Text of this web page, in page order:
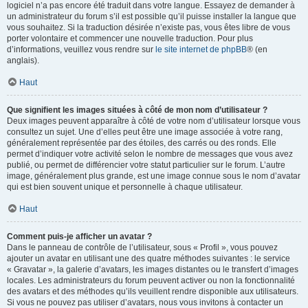
logiciel n’a pas encore été traduit dans votre langue. Essayez de demander à
un administrateur du forum s’il est possible qu’il puisse installer la langue que
vous souhaitez. Si la traduction désirée n’existe pas, vous êtes libre de vous
porter volontaire et commencer une nouvelle traduction. Pour plus
d’informations, veuillez vous rendre sur le site internet de phpBB® (en
anglais).
Haut
Que signifient les images situées à côté de mon nom d’utilisateur ?
Deux images peuvent apparaître à côté de votre nom d’utilisateur lorsque vous
consultez un sujet. Une d’elles peut être une image associée à votre rang,
généralement représentée par des étoiles, des carrés ou des ronds. Elle
permet d’indiquer votre activité selon le nombre de messages que vous avez
publié, ou permet de différencier votre statut particulier sur le forum. L’autre
image, généralement plus grande, est une image connue sous le nom d’avatar
qui est bien souvent unique et personnelle à chaque utilisateur.
Haut
Comment puis-je afficher un avatar ?
Dans le panneau de contrôle de l’utilisateur, sous « Profil », vous pouvez
ajouter un avatar en utilisant une des quatre méthodes suivantes : le service
« Gravatar », la galerie d’avatars, les images distantes ou le transfert d’images
locales. Les administrateurs du forum peuvent activer ou non la fonctionnalité
des avatars et des méthodes qu’ils veuillent rendre disponible aux utilisateurs.
Si vous ne pouvez pas utiliser d’avatars, nous vous invitons à contacter un